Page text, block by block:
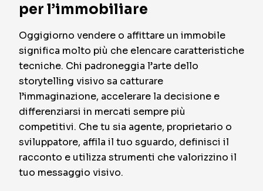
per l’immobiliare
Oggigiorno vendere o affittare un immobile
significa molto più che elencare caratteristiche
tecniche. Chi padroneggia l’arte dello
storytelling visivo sa catturare
l’immaginazione, accelerare la decisione e
differenziarsi in mercati sempre più
competitivi. Che tu sia agente, proprietario o
sviluppatore, affila il tuo sguardo, definisci il
racconto e utilizza strumenti che valorizzino il
tuo messaggio visivo.